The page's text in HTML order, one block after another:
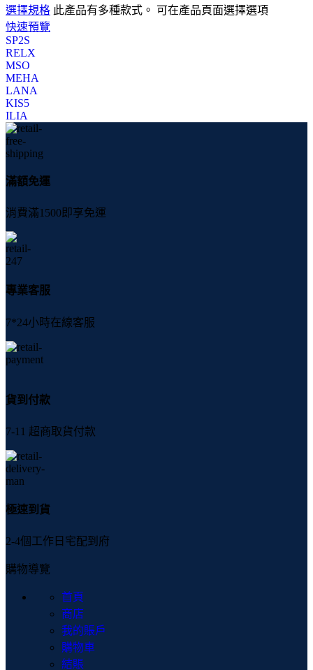
選擇規格 此產品有多種款式。 可在產品頁面選擇選項
快速預覽
SP2S
RELX
MSO
MEHA
LANA
KIS5
ILIA
滿額免運
消費滿1500即享免運
專業客服
7*24小時在線客服
貨到付款
7-11 超商取貨付款
極速到貨
2-4個工作日宅配到府
購物導覽
首頁
商店
我的賬戶
購物車
結賬